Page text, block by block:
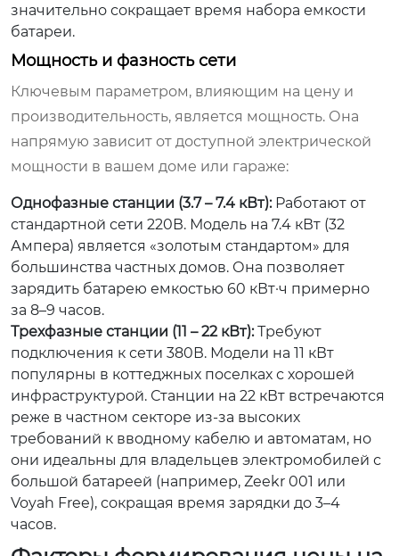
значительно сокращает время набора емкости
батареи.
Мощность и фазность сети
Ключевым параметром, влияющим на цену и
производительность, является мощность. Она
напрямую зависит от доступной электрической
мощности в вашем доме или гараже:
Однофазные станции (3.7 – 7.4 кВт):Работают от
стандартной сети 220В. Модель на 7.4 кВт (32
Ампера) является «золотым стандартом» для
большинства частных домов. Она позволяет
зарядить батарею емкостью 60 кВт·ч примерно
за 8–9 часов.
Трехфазные станции (11 – 22 кВт):Требуют
подключения к сети 380В. Модели на 11 кВт
популярны в коттеджных поселках с хорошей
инфраструктурой. Станции на 22 кВт встречаются
реже в частном секторе из-за высоких
требований к вводному кабелю и автоматам, но
они идеальны для владельцев электромобилей с
большой батареей (например, Zeekr 001 или
Voyah Free), сокращая время зарядки до 3–4
часов.